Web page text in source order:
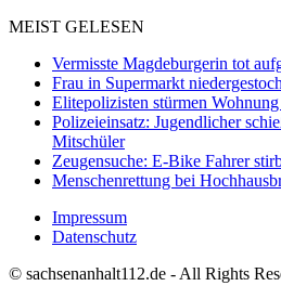
MEIST GELESEN
Vermisste Magdeburgerin tot
Frau in Supermarkt
Elitepolizisten stürmen
Polizeieinsatz: Jugendlicher
Mitschüler
Zeugensuche: E-Bike Fahrer
Menschenrettung bei
Impressum
Datenschutz
© sachsenanhalt112.de - All Rights